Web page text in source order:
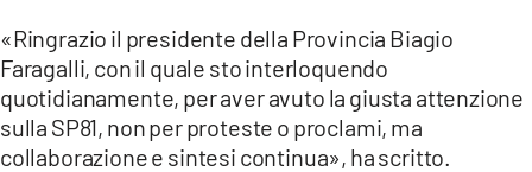
«Ringrazio il presidente della Provincia Biagio
Faragalli, con il quale sto interloquendo
quotidianamente, per aver avuto la giusta attenzione
sulla SP81, non per proteste o proclami, ma
collaborazione e sintesi continua», ha scritto.